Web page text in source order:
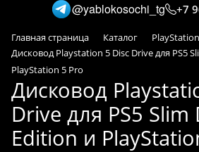
@yablokosochi_tg +7
Главная страница Каталог
PlayStation
Дисковод Playstation 5 Disc Drive для PS5
PlayStation 5 Pro
Дисковод
Drive для PS5 Slim
Edition и